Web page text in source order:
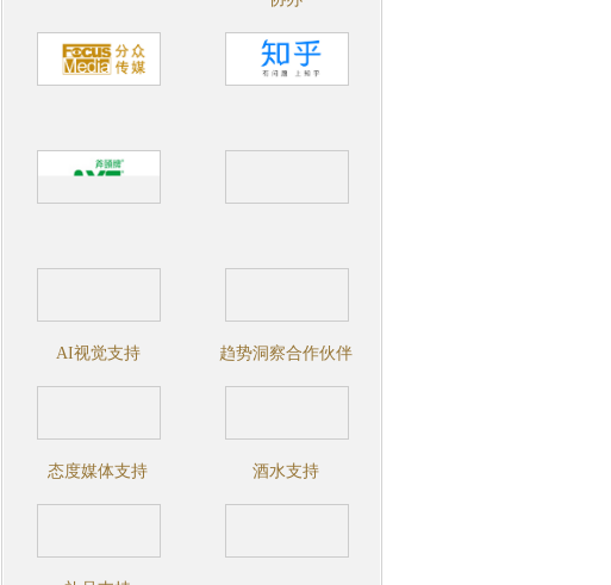
AI视觉支持 趋势洞察合作伙伴
态度媒体支持 酒水支持